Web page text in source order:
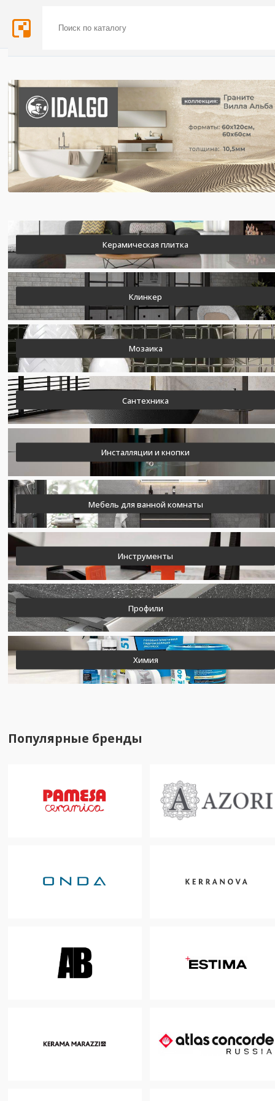
Керамическая плитка
Клинкер
Мозаика
Сантехника
Инсталляции и кнопки
Мебель для ванной комнаты
Инструменты
Профили
Химия
Популярные бренды